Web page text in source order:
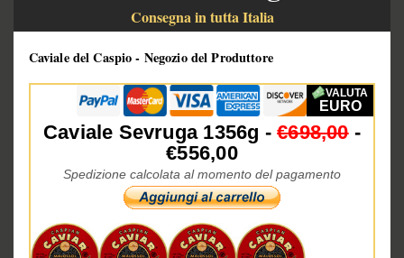
Consegna in tutta Italia
Caviale del Caspio - Negozio del Produttore
VALUTA
EURO
Caviale Sevruga 1356g -€698,00-
€556,00
Spedizione calcolata al momento del pagamento